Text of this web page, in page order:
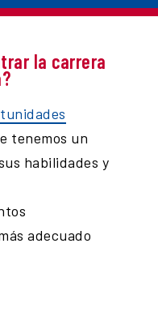
la carrera
tenemos un
habilidades y
adecuado